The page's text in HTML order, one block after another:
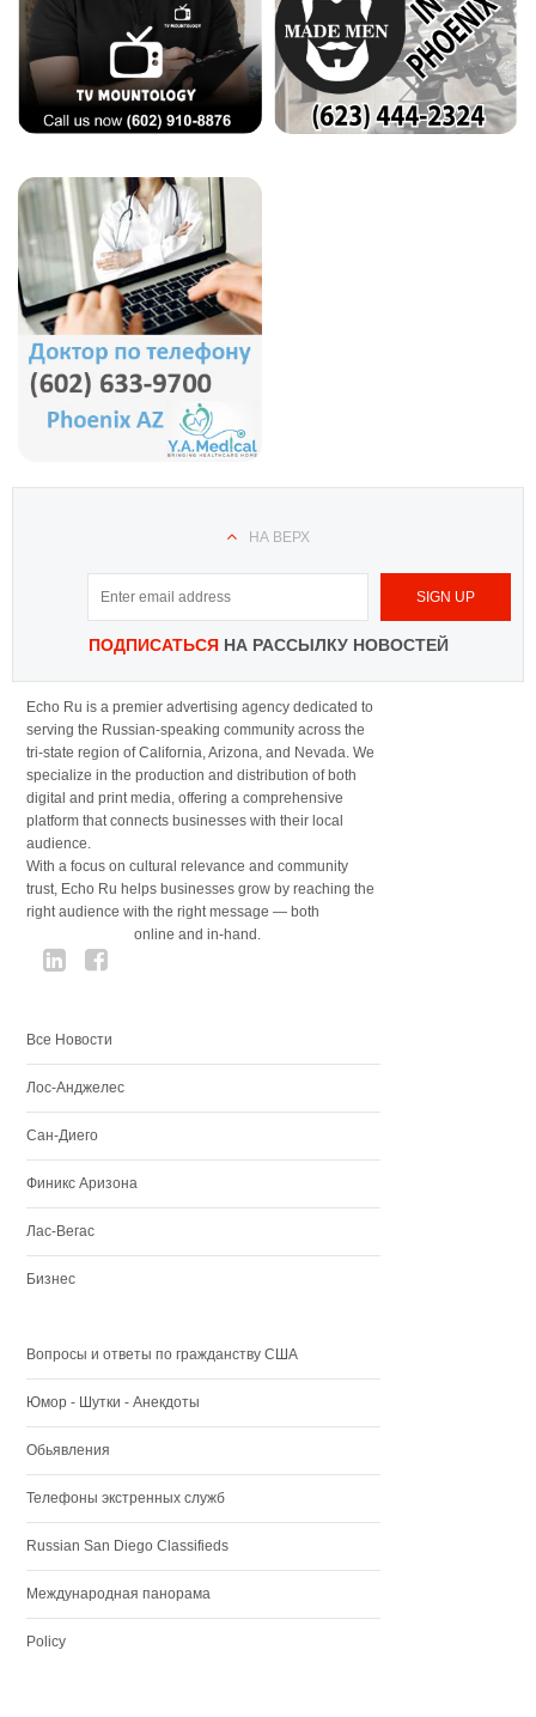
НА ВЕРХ
ПОДПИСАТЬСЯНА РАССЫЛКУ НОВОСТЕЙ
Echo Ru is a premier advertising agency dedicated to
serving the Russian-speaking community across the
tri-state region of California, Arizona, and Nevada. We
specialize in the production and distribution of both
digital and print media, offering a comprehensive
platform that connects businesses with their local
audience.
With a focus on cultural relevance and community
trust, Echo Ru helps businesses grow by reaching the
right audience with the right message — both
online and in-hand.
Все Новости
Лос-Анджелес
Сан-Диего
Финикс Аризона
Лас-Вегас
Бизнес
Вопросы и ответы по гражданству США
Юмор - Шутки - Анекдоты
Обьявления
Телефоны экстренных служб
Russian San Diego Classifieds
Международная панорама
Policy